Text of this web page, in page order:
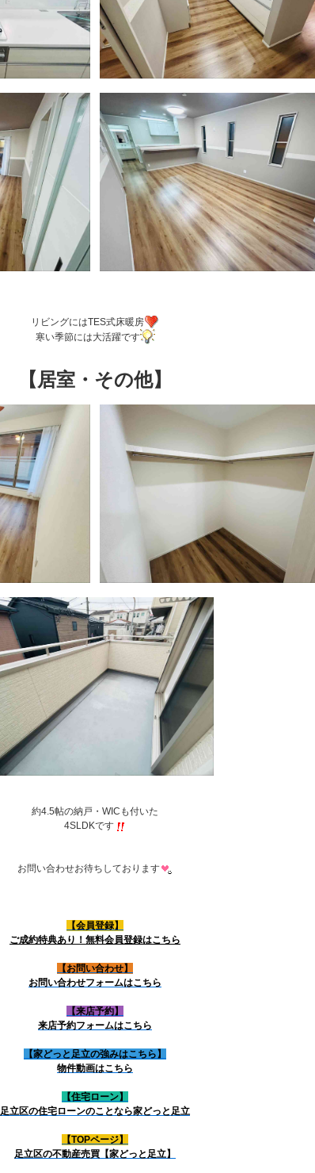
リビングにはTES式床暖房
寒い季節には大活躍です
【居室・その他】
約4.5帖の納戸・WICも付いた
4SLDKです
お問い合わせお待ちしております
【会員登録】
ご成約特典あり！無料会員登録はこちら
【お問い合わせ】
お問い合わせフォームはこちら
【来店予約】
来店予約フォームはこちら
【家どっと足立の強みはこちら】
物件動画はこちら
【住宅ローン】
足立区の住宅ローンのことなら家どっと足立
【TOPページ】
足立区の不動産売買【家どっと足立】